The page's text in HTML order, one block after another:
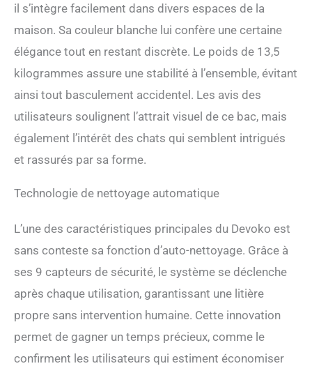
soulever et de jeter.
désodorisant intégré, il
maintient un
environnement agréable
pour vous et votre animal
de compagnie. Design
spacieux, idéal pour les
maisons multi-chats : avec
un grand bac à litière de 90
confortablement les chats
mois et plus).
entretien de 10 jours le rend
parfait pour les foyers
propriétaires occupés –
plus besoin de vous soucier
des tâches litières
Protection de sécurité à 9
couches : Devoko dispose
il s’intègre facilement dans divers espaces de la
maison. Sa couleur blanche lui confère une certaine
élégance tout en restant discrète. Le poids de 13,5
kilogrammes assure une stabilité à l’ensemble, évitant
ainsi tout basculement accidentel. Les avis des
utilisateurs soulignent l’attrait visuel de ce bac, mais
également l’intérêt des chats qui semblent intrigués
et rassurés par sa forme.
Technologie de nettoyage automatique
L’une des caractéristiques principales du Devoko est
sans conteste sa fonction d’auto-nettoyage. Grâce à
ses 9 capteurs de sécurité, le système se déclenche
après chaque utilisation, garantissant une litière
propre sans intervention humaine. Cette innovation
permet de gagner un temps précieux, comme le
confirment les utilisateurs qui estiment économiser